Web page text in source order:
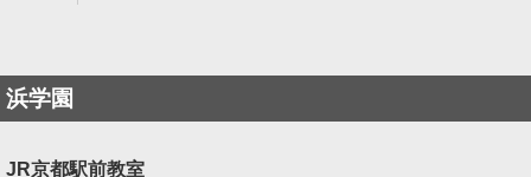
浜学園
JR京都駅前教室